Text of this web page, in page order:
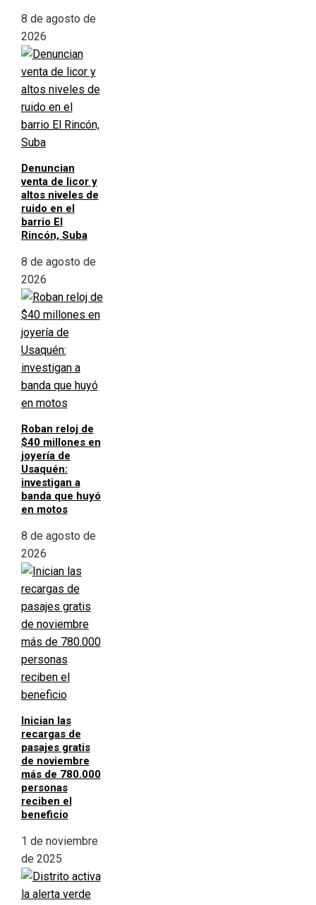
8 de agosto de
2026
Denuncian
venta de licor y
altos niveles de
ruido en el
barrio El
Rincón, Suba
8 de agosto de
2026
Roban reloj de
$40 millones en
joyería de
Usaquén:
investigan a
banda que huyó
en motos
8 de agosto de
2026
Inician las
recargas de
pasajes gratis
de noviembre
más de 780.000
personas
reciben el
beneficio
1 de noviembre
de 2025